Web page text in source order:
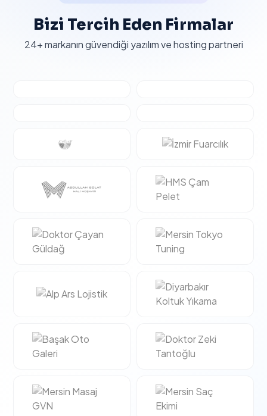
Bizi Tercih Eden Firmalar
24+ markanın güvendiği yazılım ve hosting partneri